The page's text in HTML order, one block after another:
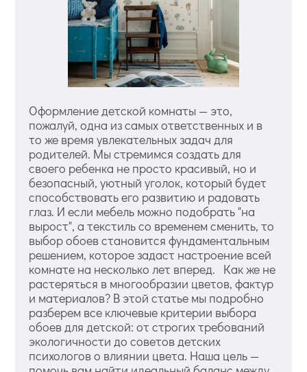
Оформление детской комнаты — это,
пожалуй, одна из самых ответственных и в
то же время увлекательных задач для
родителей. Мы стремимся создать для
своего ребенка не просто красивый, но и
безопасный, уютный уголок, который будет
способствовать его развитию и радовать
глаз. И если мебель можно подобрать "на
вырост", а текстиль со временем сменить, то
выбор обоев становится фундаментальным
решением, которое задаст настроение всей
комнате на несколько лет вперед. Как же не
растеряться в многообразии цветов, фактур
и материалов? В этой статье мы подробно
разберем все ключевые критерии выбора
обоев для детской: от строгих требований
экологичности до советов детских
психологов о влиянии цвета. Наша цель —